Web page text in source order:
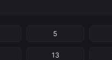
5
13